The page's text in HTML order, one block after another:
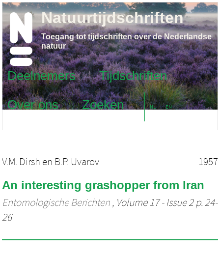
Deelnemers
Tijdschriften
Over ons
Zoeken NL EN
Natuurtijdschriften
Toegang tot tijdschriften over de Nederlandse
natuur
V.M. Dirsh en B.P. Uvarov 1957
An interesting grashopper from Iran
Entomologische Berichten , Volume 17 - Issue 2 p. 24-
26